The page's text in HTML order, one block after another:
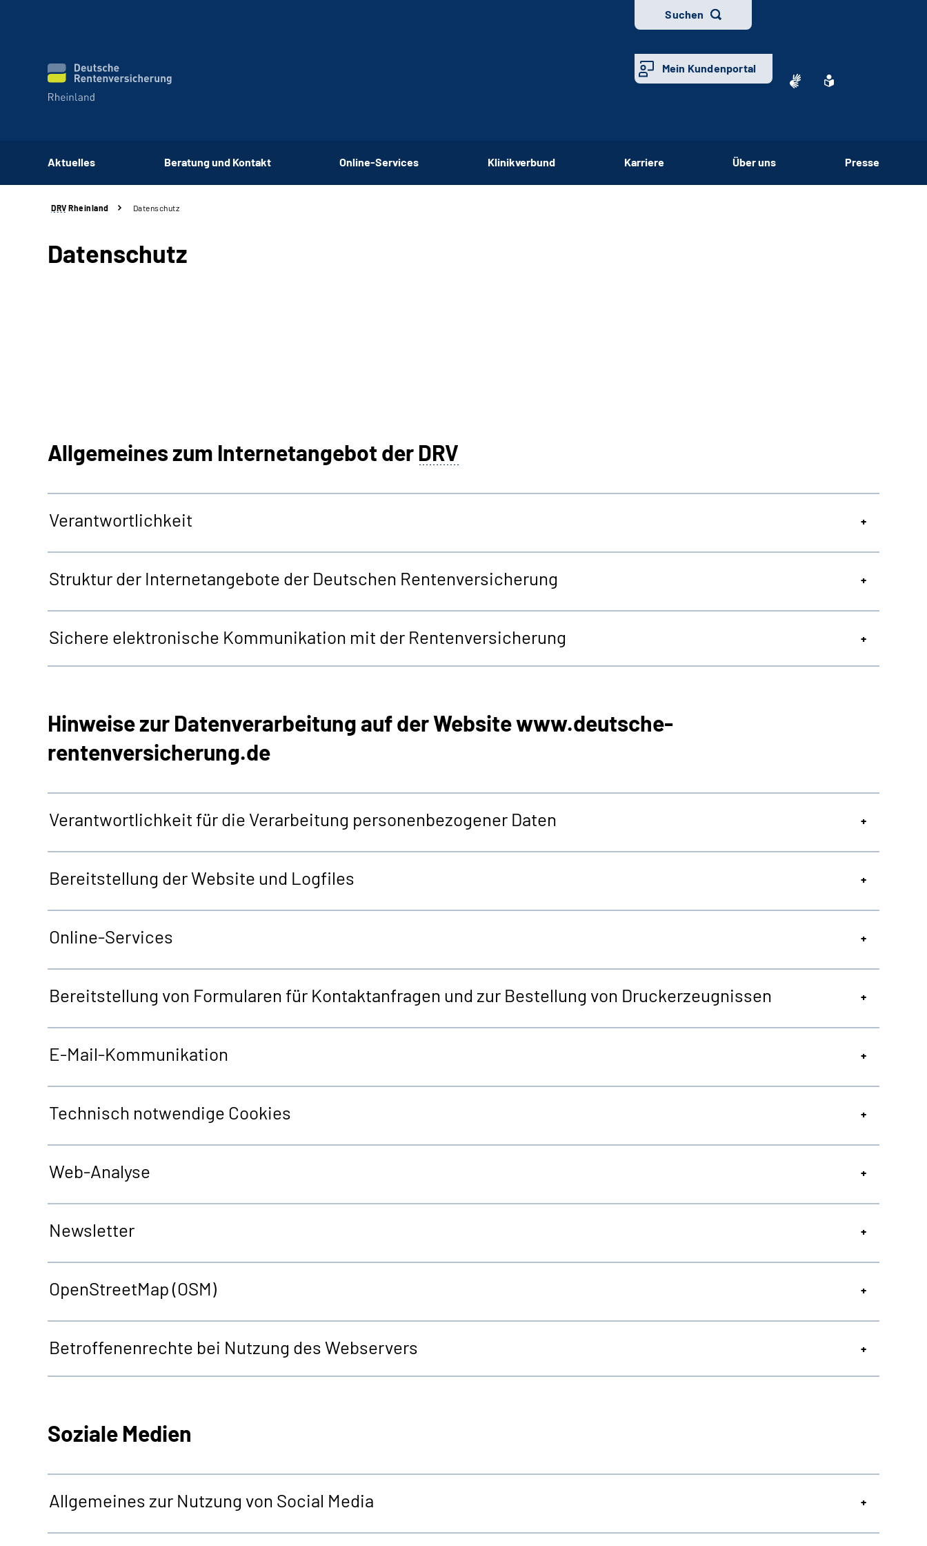
Suchen
Mein Kundenportal
Aktuelles Beratung und Kontakt Online-Services Klinikverbund Karriere Über uns Presse
DRV Rheinland Datenschutz
Datenschutz
Allgemeines zum Internetangebot der DRV
Verantwortlichkeit
Struktur der Internetangebote der Deutschen Rentenversicherung
Sichere elektronische Kommunikation mit der Rentenversicherung
Hinweise zur Datenverarbeitung auf derWebsitewww.deutsche-
rentenversicherung.de
Verantwortlichkeit für die Verarbeitung personenbezogener Daten
Bereitstellung derWebsite und Logfiles
Online-Services
Bereitstellung von Formularen für Kontaktanfragen und zur Bestellung von Druckerzeugnissen
E-Mail-Kommunikation
Technisch notwendige Cookies
Web-Analyse
Newsletter
OpenStreetMap(OSM)
Betroffenenrechte bei Nutzung des Webservers
Soziale Medien
Allgemeines zur Nutzung von Social Media